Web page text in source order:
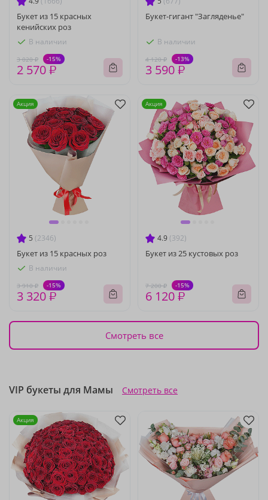
Букет из 15 красных
кенийских роз
В наличии
3 020 ₽ -15%
2 570 ₽
Букет-гигант "Загляденье"
В наличии
4 120 ₽ -13%
3 590 ₽
5 (2346)
Букет из 15 красных роз
В наличии
3 910 ₽ -15%
3 320 ₽
Акция
4.9 (392)
Букет из 25 кустовых роз
7 200 ₽ -15%
6 120 ₽
Акция
Смотреть все
VIP букеты для Мамы Смотреть все
Акция